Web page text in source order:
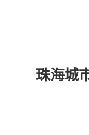
珠海城